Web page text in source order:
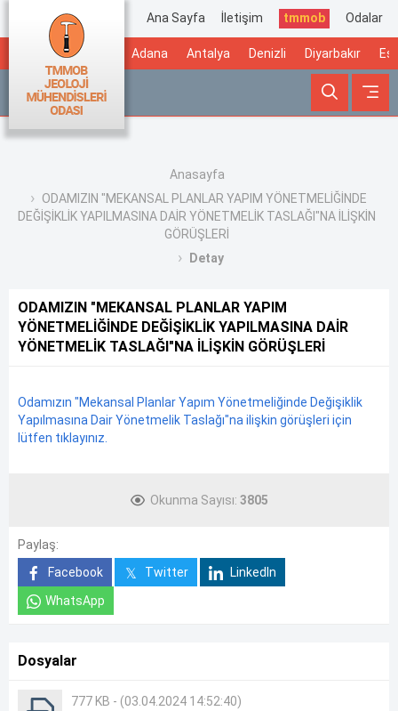
Ana Sayfa İletişim tmmob Odalar
Adana Antalya Denizli Diyarbakır
Anasayfa
ODAMIZIN "MEKANSAL PLANLAR YAPIM YÖNETMELİĞİNDE
DEĞİŞİKLİK YAPILMASINA DAİR YÖNETMELİK TASLAĞI"NA İLİŞKİN
GÖRÜŞLERİ
Detay
ODAMIZIN "MEKANSAL PLANLAR YAPIM
YÖNETMELİĞİNDE DEĞİŞİKLİK YAPILMASINA DAİR
YÖNETMELİK TASLAĞI"NA İLİŞKİN GÖRÜŞLERİ
Odamızın "Mekansal Planlar Yapım Yönetmeliğinde Değişiklik
Yapılmasına Dair Yönetmelik Taslağı"na ilişkin görüşleri için
lütfen tıklayınız.
Okunma Sayısı: 3805
Paylaş:
Facebook
Twitter
LinkedIn
WhatsApp
Dosyalar
777 KB - (03.04.2024 14:52:40)